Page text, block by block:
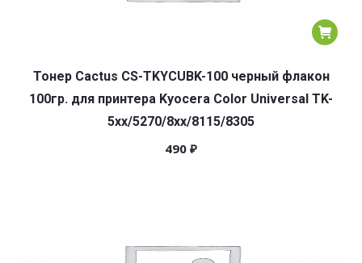
Тонер Cactus CS-TKYCUBK-100 черный флакон
100гр. для принтера Kyocera Color Universal TK-
5хх/5270/8xx/8115/8305
490 ₽